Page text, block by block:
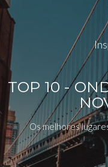
TOP 10 -
Os melhores